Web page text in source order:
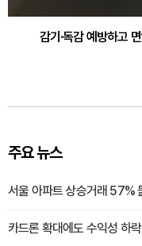
감기·독감 예방하고
주요 뉴스
서울 아파트 상승거래 57%
카드론 확대에도 수익성 하